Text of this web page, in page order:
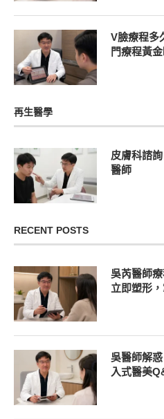
V臉療程多
門療程黃
再生醫學
皮膚科諮
醫師
RECENT POSTS
吳芮醫師
立即塑形
吳醫師解
入式醫美